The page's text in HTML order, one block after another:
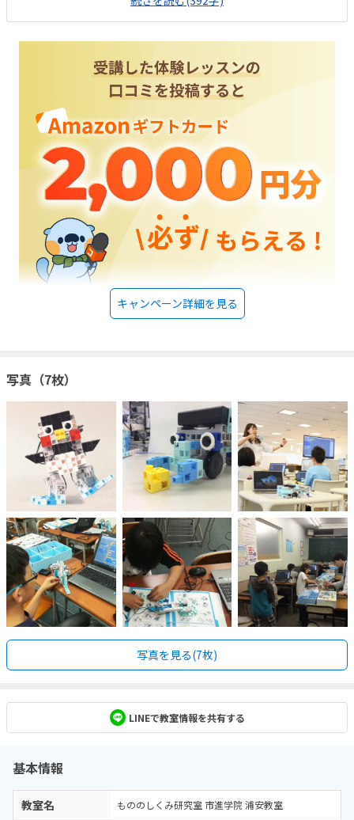
人があまり気にならないように思いました。回るイスだと、子どもはクル
クルしてしまうかもと思いました。一人ひとりに合わせてしていただける
しようと思いました。子どもは他の子が音楽などをならしていたのが気に
なったようで、同じようなことをしてみたいと言っていました。
キャンペーン詳細を見る
写真（7枚）
写真を見る(7枚)
LINEで教室情報を共有する
基本情報
教室名 もののしくみ研究室 市進学院 浦安教室